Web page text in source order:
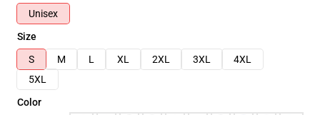
Unisex
Size
S
M L XL 2XL 3XL
4XL
5XL
Color